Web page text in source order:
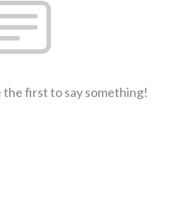
the first to say something!